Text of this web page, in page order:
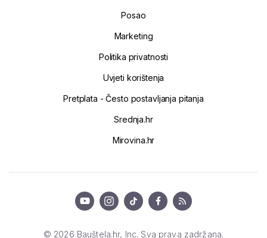
Posao
Marketing
Politika privatnosti
Uvjeti korištenja
Pretplata - Često postavljanja pitanja
Srednja.hr
Mirovina.hr
© 2026 Bauštela.hr, Inc. Sva prava zadržana.